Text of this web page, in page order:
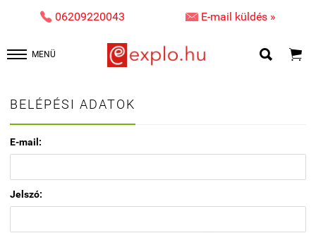
 06209220043  E-mail küldés »
MENÜ  
BELÉPÉSI ADATOK
E-mail:
Jelszó: